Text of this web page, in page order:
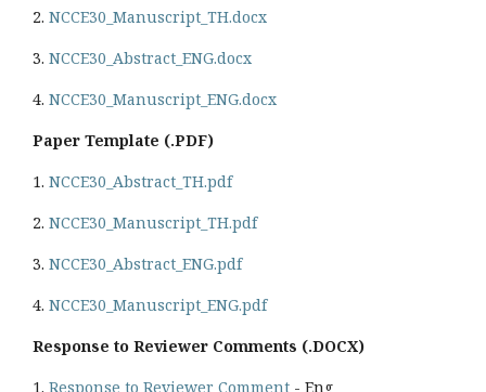
2. NCCE30_Manuscript_TH.docx
3. NCCE30_Abstract_ENG.docx
4. NCCE30_Manuscript_ENG.docx
Paper Template (.PDF)
1. NCCE30_Abstract_TH.pdf
2. NCCE30_Manuscript_TH.pdf
3. NCCE30_Abstract_ENG.pdf
4. NCCE30_Manuscript_ENG.pdf
Response to Reviewer Comments (.DOCX)
1. Response to Reviewer Comment - Eng